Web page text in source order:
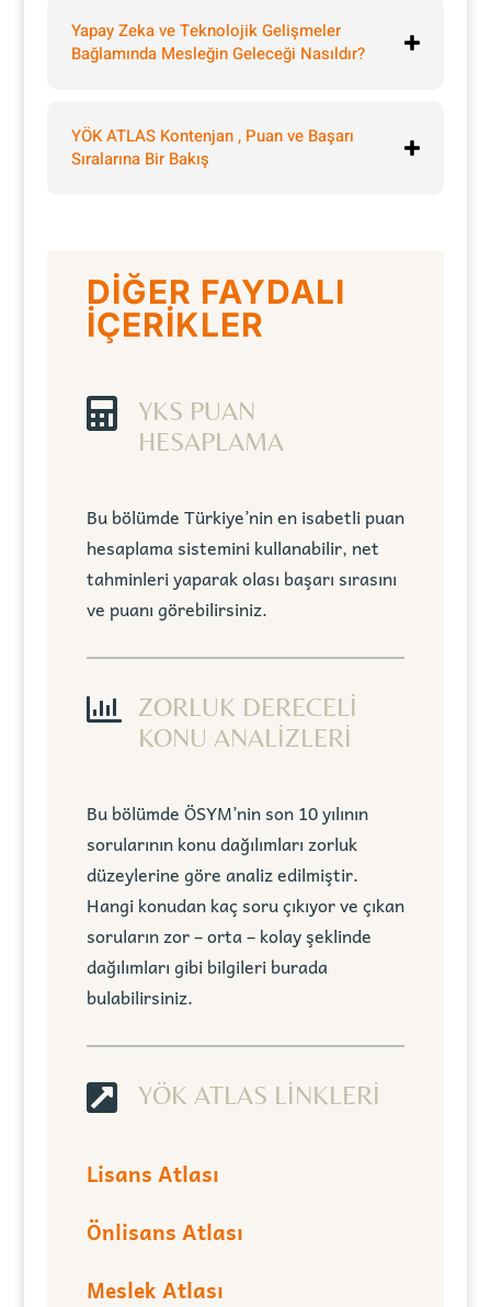
Yapay Zeka ve Teknolojik Gelişmeler
Bağlamında Mesleğin Geleceği Nasıldır?
YÖK ATLAS Kontenjan , Puan ve Başarı
Sıralarına Bir Bakış
DİĞER FAYDALI
İÇERİKLER

YKS PUAN
HESAPLAMA
Bu bölümde Türkiye’nin en isabetli puan
hesaplama sistemini kullanabilir, net
tahminleri yaparak olası başarı sırasını
ve puanı görebilirsiniz.

ZORLUK DERECELİ
KONU ANALİZLERİ
Bu bölümde ÖSYM’nin son 10 yılının
sorularının konu dağılımları zorluk
düzeylerine göre analiz edilmiştir.
Hangi konudan kaç soru çıkıyor ve çıkan
soruların zor – orta – kolay şeklinde
dağılımları gibi bilgileri burada
bulabilirsiniz.
 YÖK ATLAS LİNKLERİ
Lisans Atlası
Önlisans Atlası
Meslek Atlası